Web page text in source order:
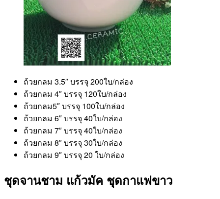
ถ้วยกลม 3.5″ บรรจุ 200ใบ/กล่อง
ถ้วยกลม 4″ บรรจุ 120ใบ/กล่อง
ถ้วยกลม5″ บรรจุ 100ใบ/กล่อง
ถ้วยกลม 6″ บรรจุ 40ใบ/กล่อง
ถ้วยกลม 7″ บรรจุ 40ใบ/กล่อง
ถ้วยกลม 8″ บรรจุ 30ใบ/กล่อง
ถ้วยกลม 9″ บรรจุ 20 ใบ/กล่อง
ชุดจานชาม แก้วมัค ชุดกาแฟขาว